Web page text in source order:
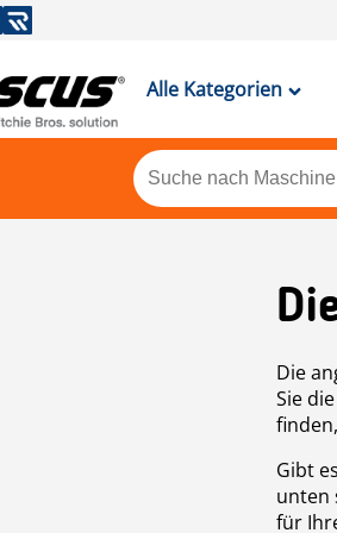
Alle Kategorien
Die
Sie
Gibt
unten
für